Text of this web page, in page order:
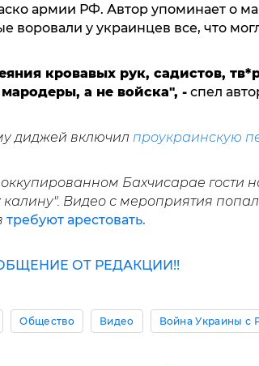
армии РФ. Автор упоминает о
воровали у украинцев все, что
кровавых рук, садистов,
а не войска", -спел
диджей включил проукраинскую
Бахчисарае гости
Видео с мероприятия
требуют арестовать.
ОТ РЕДАКЦИИ!!
Общество Видео Война Украины с